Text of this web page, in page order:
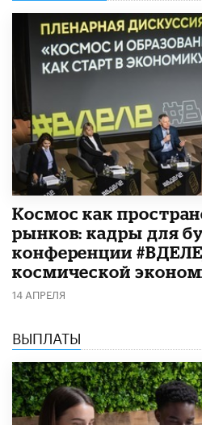
Космос как
рынков: кадры для
конференции
космической
14 АПРЕЛЯ
ВЫПЛАТЫ